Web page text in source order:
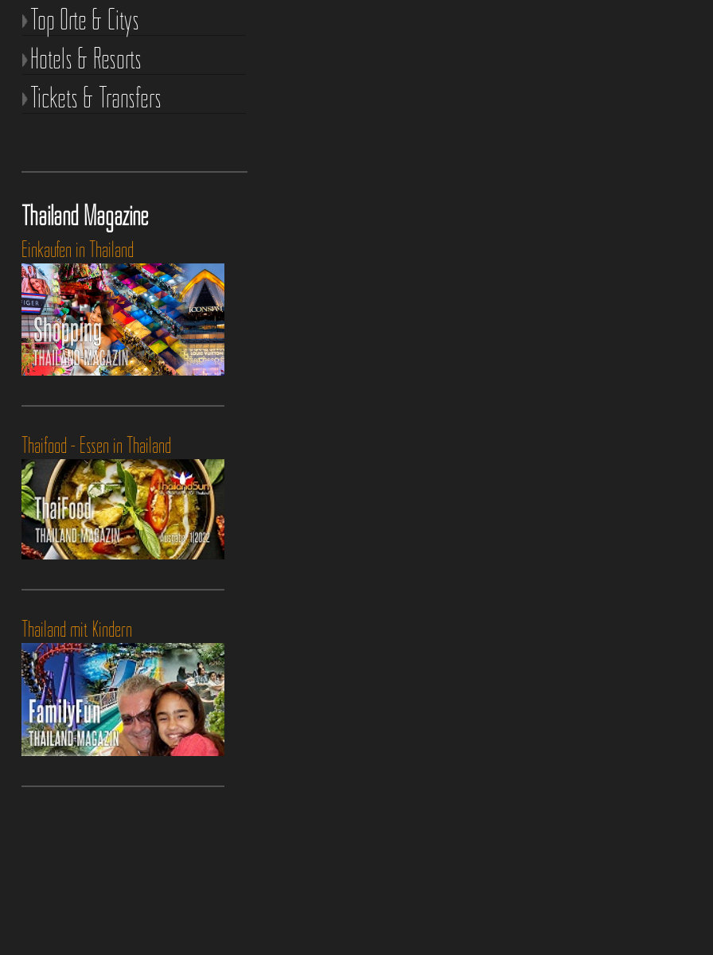
Top Orte & Citys
Hotels & Resorts
Tickets & Transfers
Thailand Magazine
Einkaufen in Thailand
Thaifood - Essen in Thailand
Thailand mit Kindern